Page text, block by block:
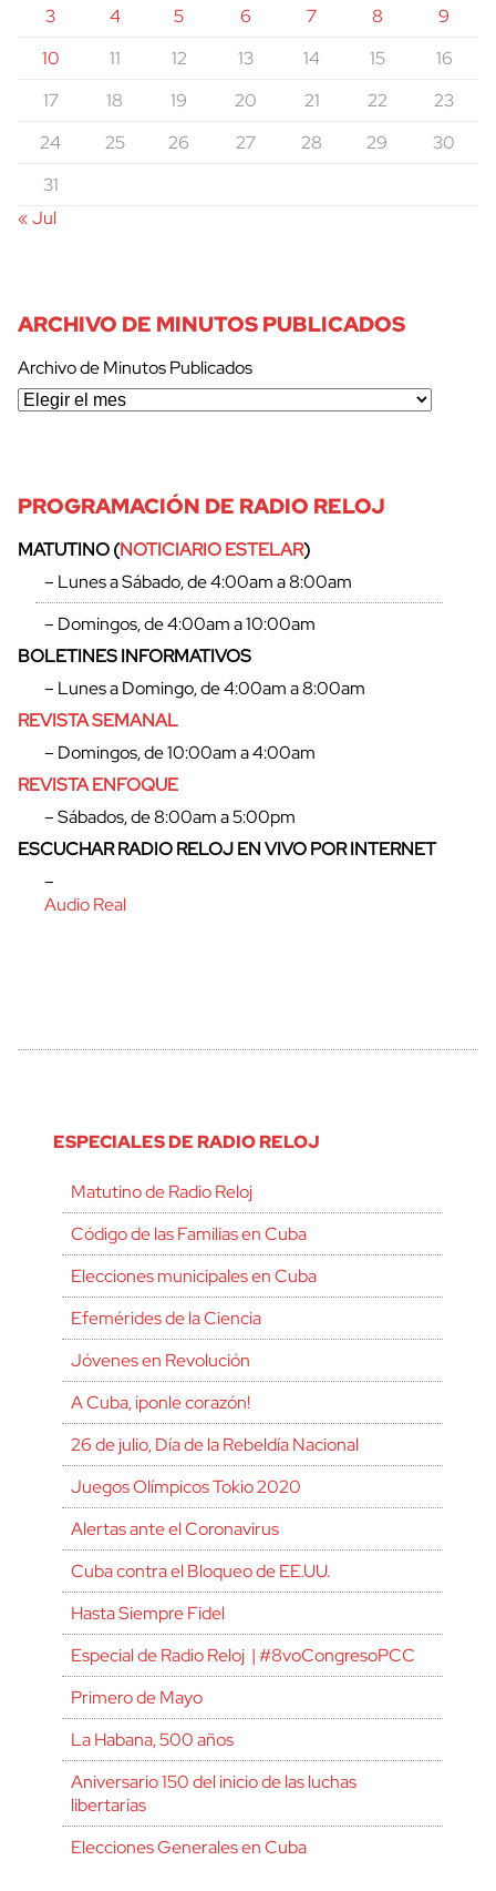
3 4 5 6 7 8
9
10
11 12 13 14 15
16
17
18 19 20 21 22
23
24
25 26 27 28 29
30
31
« Jul
ARCHIVO DE MINUTOS PUBLICADOS
Archivo de Minutos Publicados
PROGRAMACIÓN DE RADIO RELOJ
MATUTINO (NOTICIARIO ESTELAR)
– Lunes a Sábado, de 4:00am a 8:00am
– Domingos, de 4:00am a 10:00am
BOLETINES INFORMATIVOS
– Lunes a Domingo, de 4:00am a 8:00am
REVISTA SEMANAL
– Domingos, de 10:00am a 4:00am
REVISTA ENFOQUE
– Sábados, de 8:00am a 5:00pm
ESCUCHAR RADIO RELOJ EN VIVO POR INTERNET
–
Audio Real
ESPECIALES DE RADIO RELOJ
Matutino de Radio Reloj
Código de las Familias en Cuba
Elecciones municipales en Cuba
Efemérides de la Ciencia
Jóvenes en Revolución
A Cuba, ¡ponle corazón!
26 de julio, Día de la Rebeldía Nacional
Juegos Olímpicos Tokio 2020
Alertas ante el Coronavirus
Cuba contra el Bloqueo de EE.UU.
Hasta Siempre Fidel
Especial de Radio Reloj | #8voCongresoPCC
Primero de Mayo
La Habana, 500 años
Aniversario 150 del inicio de las luchas
libertarias
Elecciones Generales en Cuba